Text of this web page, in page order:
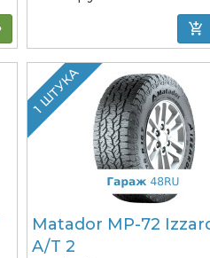
1 ШТУКА
Matador MP-72
A/T 2